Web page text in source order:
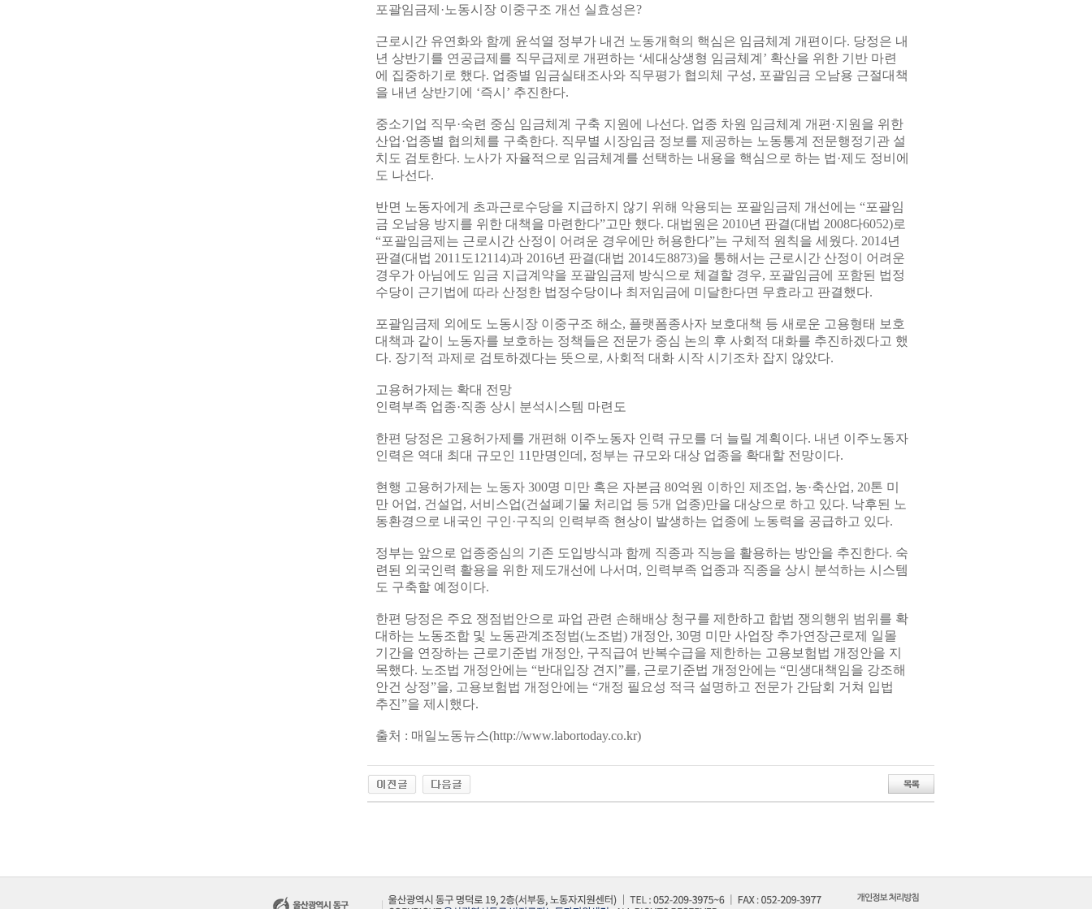
포괄임금제·노동시장 이중구조 개선 실효성은?
근로시간 유연화와 함께 윤석열 정부가 내건 노동개혁의 핵심은 임금체계 개편이다. 당정은 내
년 상반기를 연공급제를 직무급제로 개편하는 ‘세대상생형 임금체계’ 확산을 위한 기반 마련
에 집중하기로 했다. 업종별 임금실태조사와 직무평가 협의체 구성, 포괄임금 오남용 근절대책
을 내년 상반기에 ‘즉시’ 추진한다.
중소기업 직무·숙련 중심 임금체계 구축 지원에 나선다. 업종 차원 임금체계 개편·지원을 위한
산업·업종별 협의체를 구축한다. 직무별 시장임금 정보를 제공하는 노동통계 전문행정기관 설
치도 검토한다. 노사가 자율적으로 임금체계를 선택하는 내용을 핵심으로 하는 법·제도 정비에
도 나선다.
반면 노동자에게 초과근로수당을 지급하지 않기 위해 악용되는 포괄임금제 개선에는 “포괄임
금 오남용 방지를 위한 대책을 마련한다”고만 했다. 대법원은 2010년 판결(대법 2008다6052)로
“포괄임금제는 근로시간 산정이 어려운 경우에만 허용한다”는 구체적 원칙을 세웠다. 2014년
판결(대법 2011도12114)과 2016년 판결(대법 2014도8873)을 통해서는 근로시간 산정이 어려운
경우가 아님에도 임금 지급계약을 포괄임금제 방식으로 체결할 경우, 포괄임금에 포함된 법정
수당이 근기법에 따라 산정한 법정수당이나 최저임금에 미달한다면 무효라고 판결했다.
포괄임금제 외에도 노동시장 이중구조 해소, 플랫폼종사자 보호대책 등 새로운 고용형태 보호
대책과 같이 노동자를 보호하는 정책들은 전문가 중심 논의 후 사회적 대화를 추진하겠다고 했
다. 장기적 과제로 검토하겠다는 뜻으로, 사회적 대화 시작 시기조차 잡지 않았다.
고용허가제는 확대 전망
인력부족 업종·직종 상시 분석시스템 마련도
한편 당정은 고용허가제를 개편해 이주노동자 인력 규모를 더 늘릴 계획이다. 내년 이주노동자
인력은 역대 최대 규모인 11만명인데, 정부는 규모와 대상 업종을 확대할 전망이다.
현행 고용허가제는 노동자 300명 미만 혹은 자본금 80억원 이하인 제조업, 농·축산업, 20톤 미
만 어업, 건설업, 서비스업(건설폐기물 처리업 등 5개 업종)만을 대상으로 하고 있다. 낙후된 노
동환경으로 내국인 구인·구직의 인력부족 현상이 발생하는 업종에 노동력을 공급하고 있다.
정부는 앞으로 업종중심의 기존 도입방식과 함께 직종과 직능을 활용하는 방안을 추진한다. 숙
련된 외국인력 활용을 위한 제도개선에 나서며, 인력부족 업종과 직종을 상시 분석하는 시스템
도 구축할 예정이다.
한편 당정은 주요 쟁점법안으로 파업 관련 손해배상 청구를 제한하고 합법 쟁의행위 범위를 확
대하는 노동조합 및 노동관계조정법(노조법) 개정안, 30명 미만 사업장 추가연장근로제 일몰
기간을 연장하는 근로기준법 개정안, 구직급여 반복수급을 제한하는 고용보험법 개정안을 지
목했다. 노조법 개정안에는 “반대입장 견지”를, 근로기준법 개정안에는 “민생대책임을 강조해
안건 상정”을, 고용보험법 개정안에는 “개정 필요성 적극 설명하고 전문가 간담회 거쳐 입법
추진”을 제시했다.
출처 : 매일노동뉴스(http://www.labortoday.co.kr)